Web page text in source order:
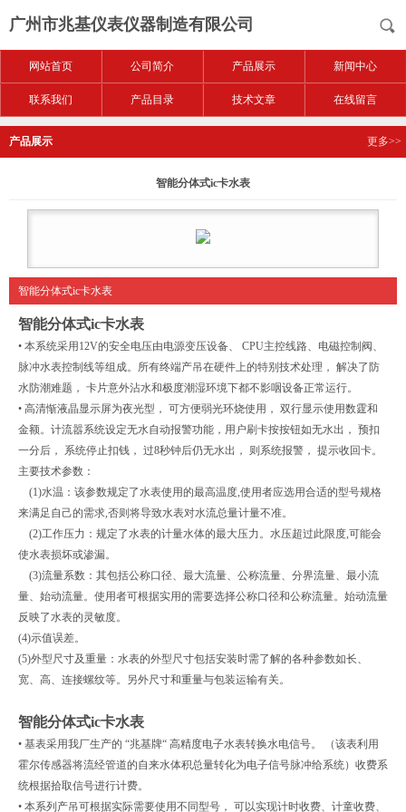
广州市兆基仪表仪器制造有限公司
网站首页 公司简介 产品展示 新闻中心
联系我们 产品目录 技术文章 在线留言
产品展示 更多>>
智能分体式ic卡水表
智能分体式ic卡水表
智能分体式ic卡水表
• 本系统采用12V的安全电压由电源变压设备、 CPU主控线路、电磁控制阀、
脉冲水表控制线等组成。所有终端产吊在硬件上的特别技术处理， 解决了防
水防潮难题， 卡片意外沾水和极度潮湿环境下都不影咽设备正常运行。
• 高清惭液晶显示屏为夜光型， 可方便弱光环烧使用， 双行显示使用数霆和
金额。计流嚣系统设定无水自动报警功能，用户刷卡按按钮如无水出， 预扣
一分后， 系统停止扣钱， 过8秒钟后仍无水出， 则系统报警， 提示收回卡。
主要技术参数：
(1)水温：该参数规定了水表使用的最高温度,使用者应选用合适的型号规格
来满足自己的需求,否则将导致水表对水流总量计量不准。
(2)工作压力：规定了水表的计量水体的最大压力。水压超过此限度,可能会
使水表损坏或渗漏。
(3)流量系数：其包括公称口径、最大流量、公称流量、分界流量、最小流
量、始动流量。使用者可根据实用的需要选择公称口径和公称流量。始动流量
反映了水表的灵敏度。
(4)示值误差。
(5)外型尺寸及重量：水表的外型尺寸包括安装时需了解的各种参数如长、
宽、高、连接螺纹等。另外尺寸和重量与包装运输有关。
智能分体式ic卡水表
• 基表采用我厂生产的 “兆基牌“ 高精度电子水表转换水电信号。 （该表利用
霍尔传感器将流经管道的自来水体积总量转化为电子信号脉冲给系统）收费系
统根据拾取信号进行计费。
• 本系列产吊可根据实际需要使用不同型号， 可以实现计时收费、计童收费、